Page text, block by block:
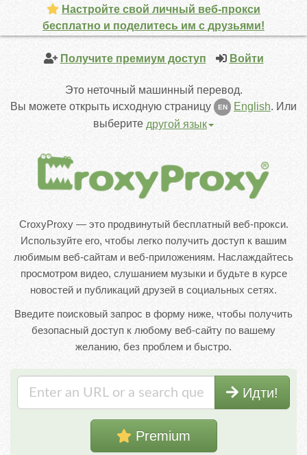
Получите премиум доступ Войти
Это неточный машинный перевод.
Вы можете открыть исходную страницу
EN English. Или
выберите другой язык
CroxyProxy — это продвинутый бесплатный веб-прокси.
Используйте его, чтобы легко получить доступ к вашим
любимым веб-сайтам и веб-приложениям. Наслаждайтесь
просмотром видео, слушанием музыки и будьте в курсе
новостей и публикаций друзей в социальных сетях.
Введите поисковый запрос в форму ниже, чтобы получить
безопасный доступ к любому веб-сайту по вашему
желанию, без проблем и быстро.
Идти!
Premium
Настройте свой личный веб-прокси
бесплатно и поделитесь им с друзьями!